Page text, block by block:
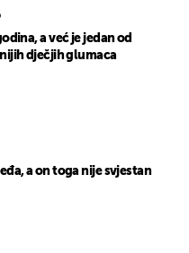
a već je jedan od
dječjih glumaca
a on toga nije svjestan